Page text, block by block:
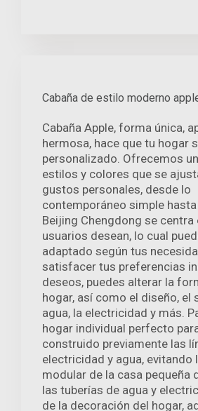
Cabaña de estilo moderno
Cabaña Apple, forma única,
hermosa, hace que tu hogar
personalizado. Ofrecemos
estilos y colores que se
gustos personales, desde lo
contemporáneo simple
Beijing Chengdong se centra
usuarios desean, lo cual
adaptado según tus
satisfacer tus preferencias
deseos, puedes alterar la
hogar, así como el diseño, el
agua, la electricidad y más.
hogar individual perfecto
construido previamente las
electricidad y agua, evitando
modular de la casa pequeña
las tuberías de agua y
de la decoración del hogar,